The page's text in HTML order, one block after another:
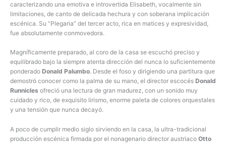
caracterizando una emotiva e introvertida Elisabeth, vocalmente sin
limitaciones, de canto de delicada hechura y con soberana implicación
escénica. Su “Plegaria” del tercer acto, rica en matices y expresividad,
fue absolutamente conmovedora.
Magníficamente preparado, al coro de la casa se escuchó preciso y
equilibrado bajo la siempre atenta dirección del nunca lo suficientemente
ponderado Donald Palumbo. Desde el foso y dirigiendo una partitura que
demostró conocer como la palma de su mano, el director escocés Donald
Runnicles ofreció una lectura de gran madurez, con un sonido muy
cuidado y rico, de exquisito lirismo, enorme paleta de colores orquestales
y una tensión que nunca decayó.
A poco de cumplir medio siglo sirviendo en la casa, la ultra-tradicional
producción escénica firmada por el nonagenario director austriaco Otto